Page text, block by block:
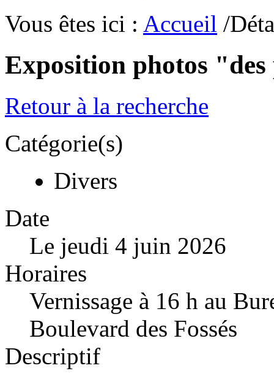
Vous êtes ici : Accueil /
Exposition photos
Retour à la recherche
Catégorie(s)
Divers
Date
Le jeudi 4 juin 2026
Horaires
Vernissage à 16 h au
Boulevard des Fossés
Descriptif